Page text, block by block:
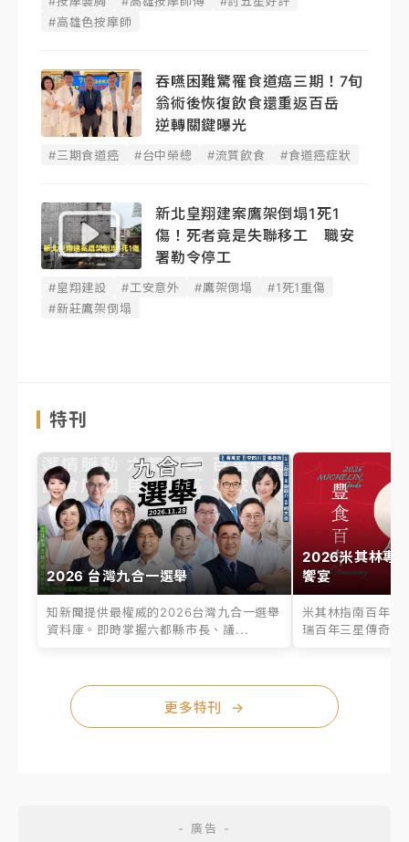
#高雄色按摩師
吞嚥困難驚罹食道癌三期！7旬
翁術後恢復飲食還重返百岳
逆轉關鍵曝光
#三期食道癌 #台中榮總 #流質飲食 #食道癌症狀
新北皇翔建案鷹架倒塌1死1
傷！死者竟是失聯移工 職安
署勒令停工
#皇翔建設 #工安意外 #鷹架倒塌
#1死1重傷
#新莊鷹架倒塌
特刊
2026 台灣九合一選舉
知新聞提供最權威的2026台灣九合一選舉
資料庫。即時掌握六都縣市長、議...
2026米其林專
饗宴
米其林指南百年之
瑞百年三星傳奇、
更多特刊 →